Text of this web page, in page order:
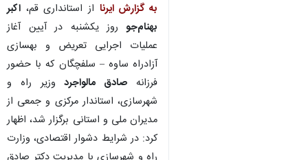
به گزارش ایرنا از استانداری قم، اکبر
بهنام‌جو روز یکشنبه در آیین آغاز
عملیات اجرایی تعریض و بهسازی
آزادراه ساوه – سلفچگان که با حضور
فرزانه صادق مالواجردوزیر راه و
شهرسازی، استاندار مرکزی و جمعی از
مدیران ملی و استانی برگزار شد، اظهار
کرد: در شرایط دشوار اقتصادی، وزارت